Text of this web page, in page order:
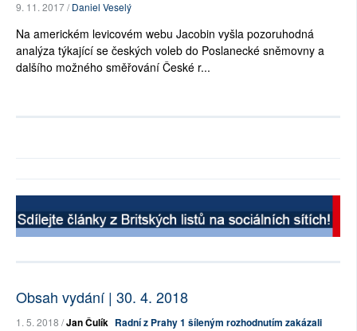
9. 11. 2017 /Daniel Veselý
Na americkém levicovém webu Jacobin vyšla pozoruhodná
analýza týkající se českých voleb do Poslanecké sněmovny a
dalšího možného směřování České r...
Obsah vydání | 30. 4. 2018
1. 5. 2018 /Jan Čulík Radní z Prahy 1 šíleným rozhodnutím zakázali